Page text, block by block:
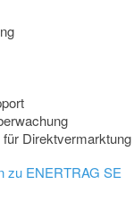
Direktvermarktung
zu ENERTRAG SE